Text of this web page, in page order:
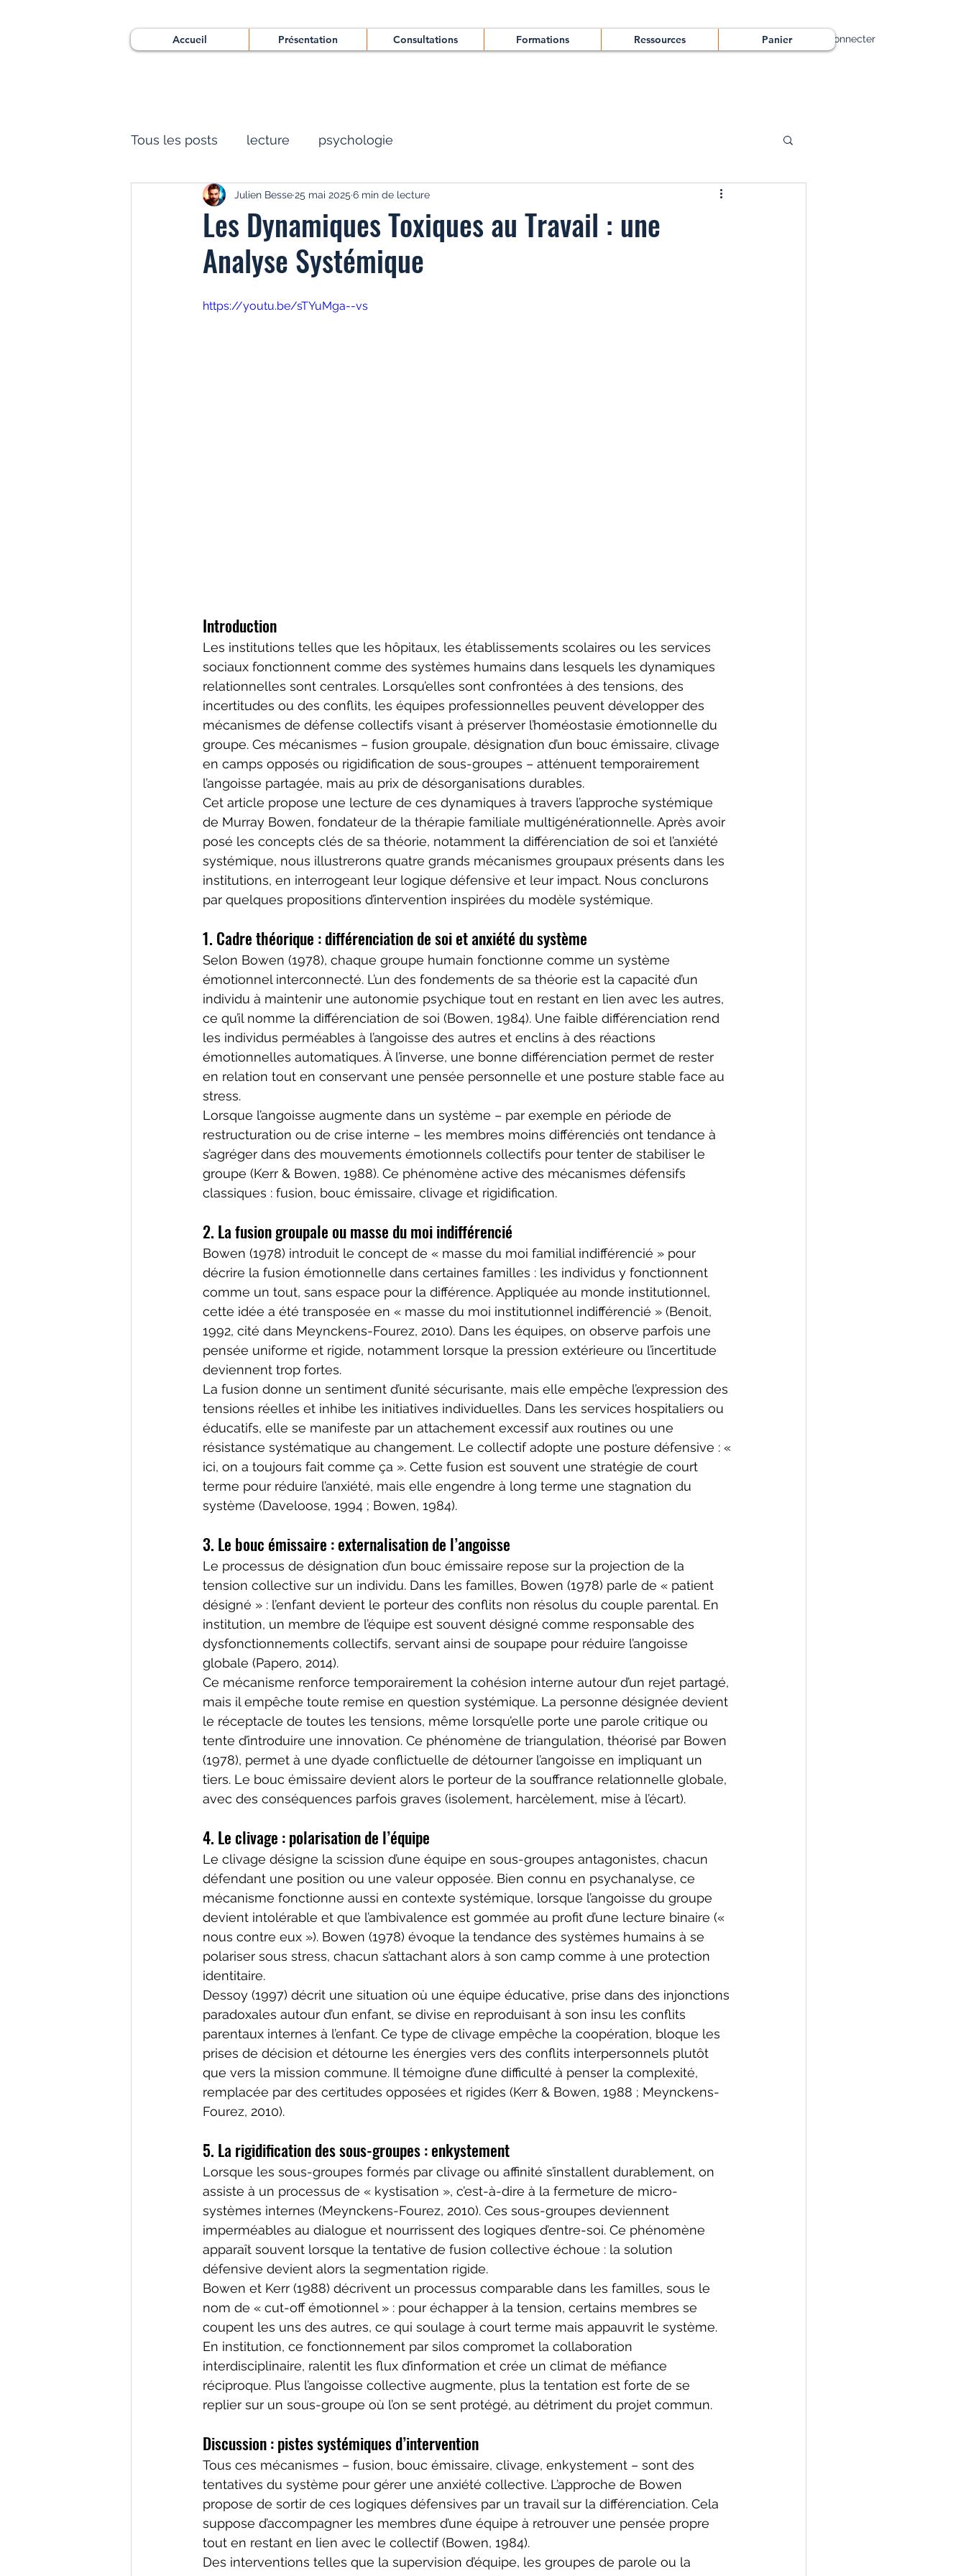
Se connecter
Accueil Présentation Consultations Formations Ressources Panier
Tous les posts lecture psychologie
Les Dynamiques Toxiques au Travail : une
Analyse Systémique
Julien Besse25 mai 2025 6 min de lecture
https://youtu.be/sTYuMga--vs
Introduction
Les institutions telles que les hôpitaux, les établissements scolaires ou les services
sociaux fonctionnent comme des systèmes humains dans lesquels les dynamiques
relationnelles sont centrales. Lorsqu’elles sont confrontées à des tensions, des
incertitudes ou des conflits, les équipes professionnelles peuvent développer des
mécanismes de défense collectifs visant à préserver l’homéostasie émotionnelle du
groupe. Ces mécanismes – fusion groupale, désignation d’un bouc émissaire, clivage
en camps opposés ou rigidification de sous-groupes – atténuent temporairement
l’angoisse partagée, mais au prix de désorganisations durables.
Cet article propose une lecture de ces dynamiques à travers l’approche systémique
de Murray Bowen, fondateur de la thérapie familiale multigénérationnelle. Après avoir
posé les concepts clés de sa théorie, notamment la différenciation de soi et l’anxiété
systémique, nous illustrerons quatre grands mécanismes groupaux présents dans les
institutions, en interrogeant leur logique défensive et leur impact. Nous conclurons
par quelques propositions d’intervention inspirées du modèle systémique.
1. Cadre théorique : différenciation de soi et anxiété du système
Selon Bowen (1978), chaque groupe humain fonctionne comme un système
émotionnel interconnecté. L’un des fondements de sa théorie est la capacité d’un
individu à maintenir une autonomie psychique tout en restant en lien avec les autres,
ce qu’il nomme la différenciation de soi (Bowen, 1984). Une faible différenciation rend
les individus perméables à l’angoisse des autres et enclins à des réactions
émotionnelles automatiques. À l’inverse, une bonne différenciation permet de rester
en relation tout en conservant une pensée personnelle et une posture stable face au
stress.
Lorsque l’angoisse augmente dans un système – par exemple en période de
restructuration ou de crise interne – les membres moins différenciés ont tendance à
s’agréger dans des mouvements émotionnels collectifs pour tenter de stabiliser le
groupe (Kerr & Bowen, 1988). Ce phénomène active des mécanismes défensifs
classiques : fusion, bouc émissaire, clivage et rigidification.
2. La fusion groupale ou masse du moi indifférencié
Bowen (1978) introduit le concept de « masse du moi familial indifférencié » pour
décrire la fusion émotionnelle dans certaines familles : les individus y fonctionnent
comme un tout, sans espace pour la différence. Appliquée au monde institutionnel,
cette idée a été transposée en « masse du moi institutionnel indifférencié » (Benoit,
1992, cité dans Meynckens-Fourez, 2010). Dans les équipes, on observe parfois une
pensée uniforme et rigide, notamment lorsque la pression extérieure ou l’incertitude
deviennent trop fortes.
La fusion donne un sentiment d’unité sécurisante, mais elle empêche l’expression des
tensions réelles et inhibe les initiatives individuelles. Dans les services hospitaliers ou
éducatifs, elle se manifeste par un attachement excessif aux routines ou une
résistance systématique au changement. Le collectif adopte une posture défensive : «
ici, on a toujours fait comme ça ». Cette fusion est souvent une stratégie de court
terme pour réduire l’anxiété, mais elle engendre à long terme une stagnation du
système (Daveloose, 1994 ; Bowen, 1984).
3. Le bouc émissaire : externalisation de l’angoisse
Le processus de désignation d’un bouc émissaire repose sur la projection de la
tension collective sur un individu. Dans les familles, Bowen (1978) parle de « patient
désigné » : l’enfant devient le porteur des conflits non résolus du couple parental. En
institution, un membre de l’équipe est souvent désigné comme responsable des
dysfonctionnements collectifs, servant ainsi de soupape pour réduire l’angoisse
globale (Papero, 2014).
Ce mécanisme renforce temporairement la cohésion interne autour d’un rejet partagé,
mais il empêche toute remise en question systémique. La personne désignée devient
le réceptacle de toutes les tensions, même lorsqu’elle porte une parole critique ou
tente d’introduire une innovation. Ce phénomène de triangulation, théorisé par Bowen
(1978), permet à une dyade conflictuelle de détourner l’angoisse en impliquant un
tiers. Le bouc émissaire devient alors le porteur de la souffrance relationnelle globale,
avec des conséquences parfois graves (isolement, harcèlement, mise à l’écart).
4. Le clivage : polarisation de l’équipe
Le clivage désigne la scission d’une équipe en sous-groupes antagonistes, chacun
défendant une position ou une valeur opposée. Bien connu en psychanalyse, ce
mécanisme fonctionne aussi en contexte systémique, lorsque l’angoisse du groupe
devient intolérable et que l’ambivalence est gommée au profit d’une lecture binaire («
nous contre eux »). Bowen (1978) évoque la tendance des systèmes humains à se
polariser sous stress, chacun s’attachant alors à son camp comme à une protection
identitaire.
Dessoy (1997) décrit une situation où une équipe éducative, prise dans des injonctions
paradoxales autour d’un enfant, se divise en reproduisant à son insu les conflits
parentaux internes à l’enfant. Ce type de clivage empêche la coopération, bloque les
prises de décision et détourne les énergies vers des conflits interpersonnels plutôt
que vers la mission commune. Il témoigne d’une difficulté à penser la complexité,
remplacée par des certitudes opposées et rigides (Kerr & Bowen, 1988 ; Meynckens-
Fourez, 2010).
5. La rigidification des sous-groupes : enkystement
Lorsque les sous-groupes formés par clivage ou affinité s’installent durablement, on
assiste à un processus de « kystisation », c’est-à-dire à la fermeture de micro-
systèmes internes (Meynckens-Fourez, 2010). Ces sous-groupes deviennent
imperméables au dialogue et nourrissent des logiques d’entre-soi. Ce phénomène
apparaît souvent lorsque la tentative de fusion collective échoue : la solution
défensive devient alors la segmentation rigide.
Bowen et Kerr (1988) décrivent un processus comparable dans les familles, sous le
nom de « cut-off émotionnel » : pour échapper à la tension, certains membres se
coupent les uns des autres, ce qui soulage à court terme mais appauvrit le système.
En institution, ce fonctionnement par silos compromet la collaboration
interdisciplinaire, ralentit les flux d’information et crée un climat de méfiance
réciproque. Plus l’angoisse collective augmente, plus la tentation est forte de se
replier sur un sous-groupe où l’on se sent protégé, au détriment du projet commun.
Discussion : pistes systémiques d’intervention
Tous ces mécanismes – fusion, bouc émissaire, clivage, enkystement – sont des
tentatives du système pour gérer une anxiété collective. L’approche de Bowen
propose de sortir de ces logiques défensives par un travail sur la différenciation. Cela
suppose d’accompagner les membres d’une équipe à retrouver une pensée propre
tout en restant en lien avec le collectif (Bowen, 1984).
Des interventions telles que la supervision d’équipe, les groupes de parole ou la